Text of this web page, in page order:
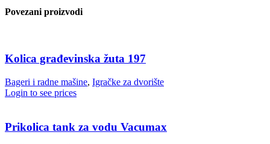
Povezani proizvodi
Kolica građevinska žuta 197
Bageri i radne mašine, Igračke za dvorište
Login to see prices
Prikolica tank za vodu Vacumax